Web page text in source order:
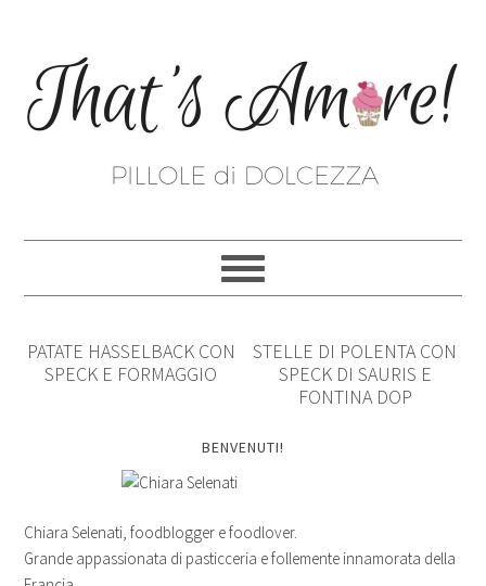
PATATE HASSELBACK CON
SPECK E FORMAGGIO
STELLE DI POLENTA CON
SPECK DI SAURIS E
FONTINA DOP
BENVENUTI!
Chiara Selenati, foodblogger e foodlover.
Grande appassionata di pasticceria e follemente innamorata della